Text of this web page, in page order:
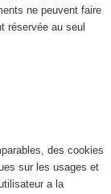
ne peuvent faire
réservée au seul
des cookies
sur les usages et
a la